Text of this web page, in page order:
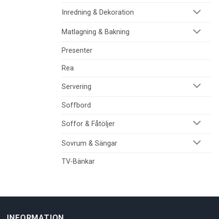
Inredning & Dekoration
Matlagning & Bakning
Presenter
Rea
Servering
Soffbord
Soffor & Fåtöljer
Sovrum & Sängar
TV-Bänkar